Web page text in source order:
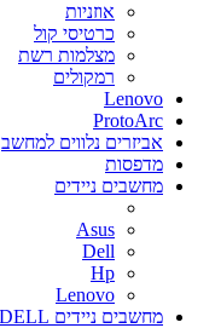
אוזניות
כרטיסי קול
מצלמות רשת
רמקולים
Lenovo
ProtoArc
אביזרים נלווים למחשב
מדפסות
מחשבים ניידים
Asus
Dell
Hp
Lenovo
מחשבים ניידים DELL